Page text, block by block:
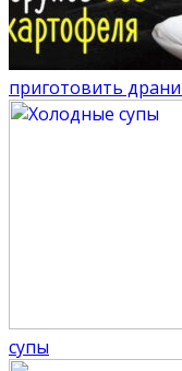
приготовить
супы